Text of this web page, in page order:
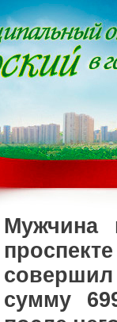
Мужчина
сумму